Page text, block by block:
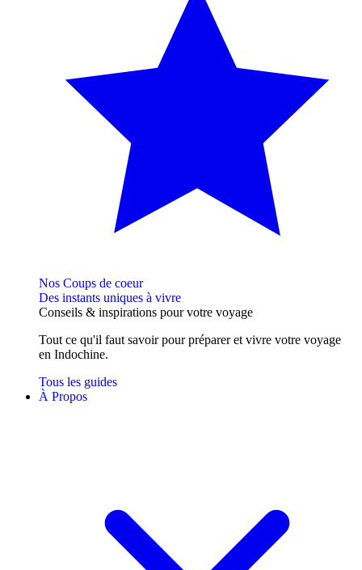
Nos Coups de coeur
Des instants uniques à vivre
Conseils & inspirations pour votre voyage
Tout ce qu'il faut savoir pour préparer et vivre votre voyage
en Indochine.
Tous les guides
À Propos